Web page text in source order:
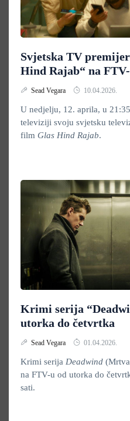
Svjetska TV
Hind Rajab“ na
Sead Vegara 10.04.2026.
U nedjelju, 12. aprila, u
televiziji svoju svjetsku
film Glas Hind Rajab.
Krimi serija
utorka do četvrtka
Sead Vegara 01.04.2026.
Krimi serija Deadwind
na FTV-u od utorka do
sati.